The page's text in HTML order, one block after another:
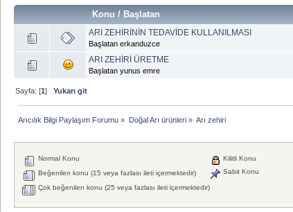
Konu /Başlatan
ARI ZEHİRİNİN TEDAVİDE KULLANILMASI
Başlatan erkanduzce
ARI ZEHİRİ ÜRETME
Başlatan yunus emre
Sayfa: [1]Yukarı git
Arıcılık Bilgi Paylaşım Forumu » Doğal Arı ürünleri» Arı zehiri
Normal Konu
Beğenilen konu (15 veya fazlası ileti içermektedir)
Çok beğenilen konu (25 veya fazlası ileti içermektedir)
Kilitli Konu
Sabit Konu